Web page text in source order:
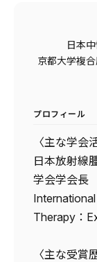
日本
京都大学複
プロフィール
〈主な学会
日本放射線
学会学会長
Therapy：
〈主な受賞